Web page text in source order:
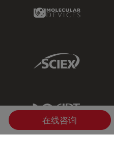
Molecular
Sciex Link
IDT Link
在线咨询